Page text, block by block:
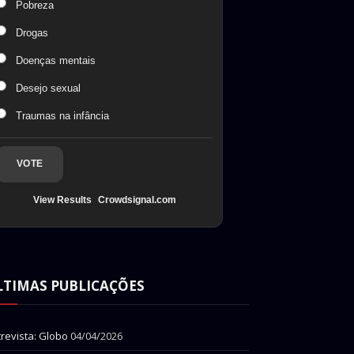
Pobreza
Drogas
Doenças mentais
Desejo sexual
Traumas na infância
VOTE
View Results Crowdsignal.com
PUBLICAÇÕES
Globo 04/04/2026